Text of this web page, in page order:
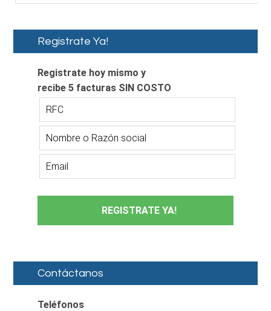
Registrate Ya!
Registrate hoy mismo y
recibe 5 facturas SIN COSTO
REGISTRATE YA!
Contáctanos
Teléfonos